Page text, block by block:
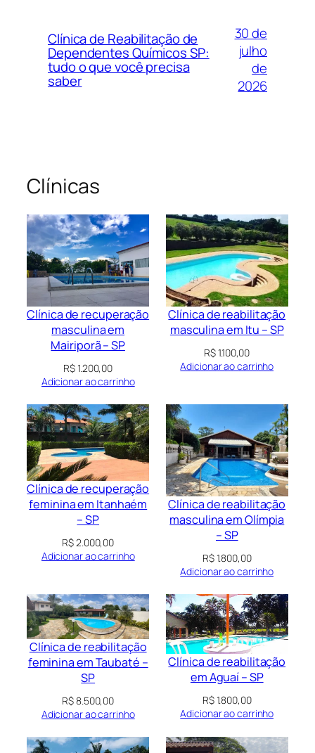
Clínica de Reabilitação de
Dependentes Químicos SP:
tudo o que você precisa
saber
30 de
julho
de
2026
Clínicas
Clínica de recuperação
masculina em
Mairiporã – SP
R$1.200,00
Adicionar ao carrinho
Clínica de reabilitação
masculina em Itu – SP
R$1.100,00
Adicionar ao carrinho
Clínica de recuperação
feminina em Itanhaém
– SP
R$2.000,00
Adicionar ao carrinho
Clínica de reabilitação
masculina em Olímpia
– SP
R$1.800,00
Adicionar ao carrinho
Clínica de reabilitação
feminina em Taubaté –
SP
R$8.500,00
Adicionar ao carrinho
Clínica de reabilitação
em Aguaí – SP
R$1.800,00
Adicionar ao carrinho